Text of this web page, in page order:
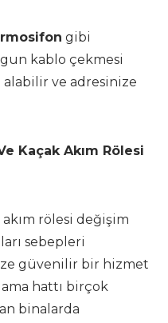
gibi
kablo çekmesi
ve adresinize
Kaçak Akım Rölesi
akım rölesi değişim
sebepleri
güvenilir bir hizmet
hattı birçok
binalarda